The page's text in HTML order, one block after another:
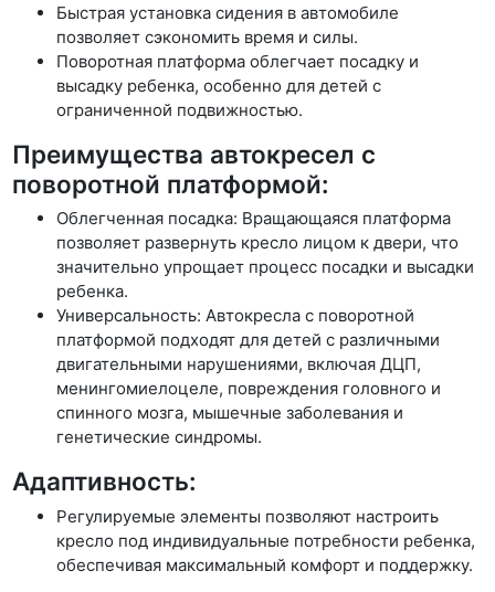
Быстрая установка сидения в автомобиле
позволяет сэкономить время и силы.
Поворотная платформа облегчает посадку и
высадку ребенка, особенно для детей с
ограниченной подвижностью.
Преимущества автокресел с
поворотной платформой:
Облегченная посадка: Вращающаяся платформа
позволяет развернуть кресло лицом к двери, что
значительно упрощает процесс посадки и высадки
ребенка.
Универсальность: Автокресла с поворотной
платформой подходят для детей с различными
двигательными нарушениями, включая ДЦП,
менингомиелоцеле, повреждения головного и
спинного мозга, мышечные заболевания и
генетические синдромы.
Адаптивность:
Регулируемые элементы позволяют настроить
кресло под индивидуальные потребности ребенка,
обеспечивая максимальный комфорт и поддержку.